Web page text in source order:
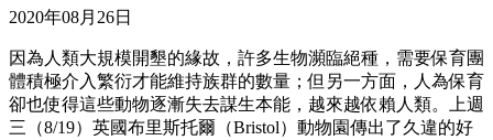
2020年08月26日
因為人類大規模開墾的緣故，許多生物瀕臨絕種，需要保育團
體積極介入繁衍才能維持族群的數量；但另一方面，人為保育
卻也使得這些動物逐漸失去謀生本能，越來越依賴人類。上週
三（8/19）英國布里斯托爾（Bristol）動物園傳出了久違的好